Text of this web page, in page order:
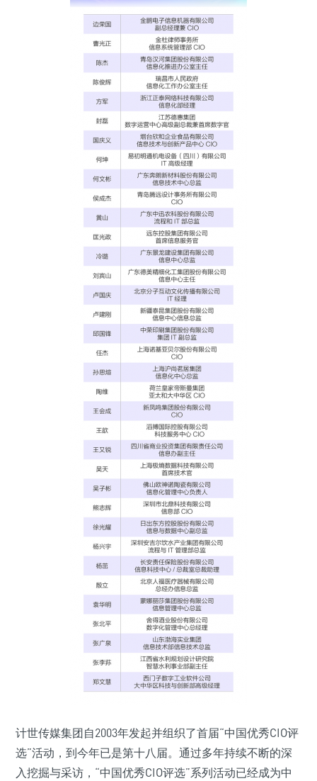
计世传媒集团自2003年发起并组织了首届“中国优秀CIO评
选”活动，到今年已是第十八届。通过多年持续不断的深
入挖掘与采访，“中国优秀CIO评选”系列活动已经成为中